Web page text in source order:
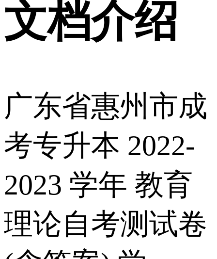
文档介绍
广东省惠州市成
考专升本 2022-
2023 学年 教育
理论自考测试卷